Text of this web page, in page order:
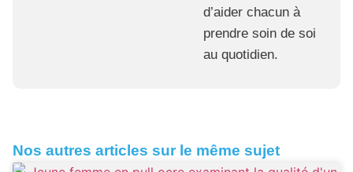
d’aider chacun à
prendre soin de soi
au quotidien.
Nos autres articles sur le même sujet